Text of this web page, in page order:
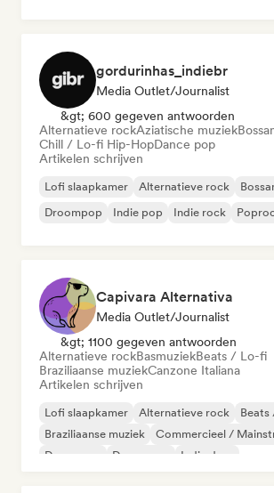
gordurinhas_indiebr
Media Outlet/Journalist
&gt; 600 gegeven antwoorden
Alternatieve rockAziatische muziek
Chill / Lo-fi Hip-HopDance pop
Artikelen schrijven
Lofi slaapkamer Alternatieve rock
Droompop
Indie pop Indie rock
Capivara Alternativa
Media Outlet/Journalist
&gt; 1100 gegeven antwoorden
Alternatieve rockBasmuziekBeats / Lo-fi
Braziliaanse muziekCanzone Italiana
Artikelen schrijven
Lofi slaapkamer Alternatieve rock
Beats
Braziliaanse muziek
Commercieel /
Dance pop
Droompop Indie dans